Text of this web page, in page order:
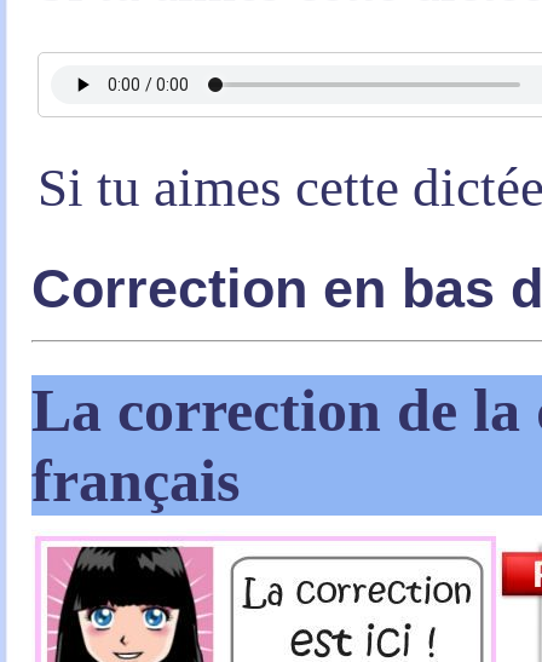
Si tu aimes cette
Correction en bas
La correction de la
français